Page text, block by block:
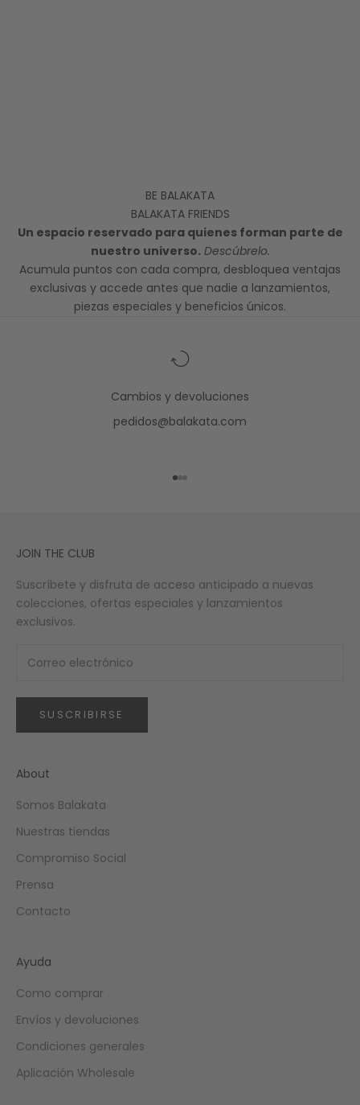
BE BALAKATA
BALAKATA FRIENDS
Un espacio reservado para quienes forman parte de
nuestro universo. Descúbrelo.
Acumula puntos con cada compra, desbloquea ventajas
exclusivas y accede antes que nadie a lanzamientos,
piezas especiales y beneficios únicos.
Cambios y devoluciones
pedidos@balakata.com
Ir al artículo 1
Ir al artículo 2
Ir al artículo 3
JOIN THE CLUB
Suscríbete y disfruta de acceso anticipado a nuevas
colecciones, ofertas especiales y lanzamientos
exclusivos.
SUSCRIBIRSE
About
Somos Balakata
Nuestras tiendas
Compromiso Social
Prensa
Contacto
Ayuda
Como comprar
Envíos y devoluciones
Condiciones generales
Aplicación Wholesale